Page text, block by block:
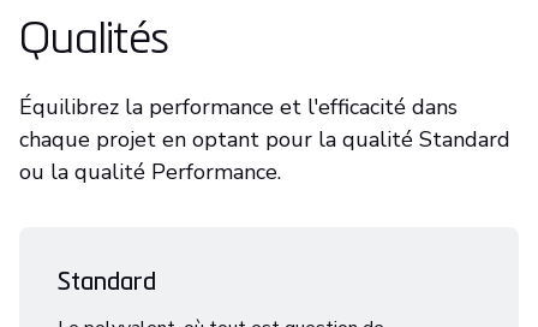
Qualités
Équilibrez la performance et l'efficacité dans
chaque projet en optant pour la qualité Standard
ou la qualité Performance.
Standard